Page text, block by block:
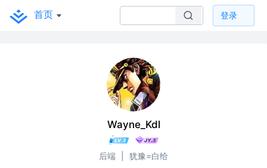
首页 登录
Wayne_Kdl
后端
犹豫=白给